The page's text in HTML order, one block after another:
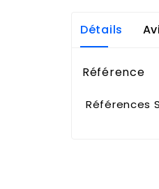
Détails
Référence
Références